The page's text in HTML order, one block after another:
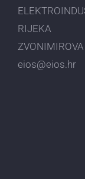
RIJEKA
eios@eios.hr